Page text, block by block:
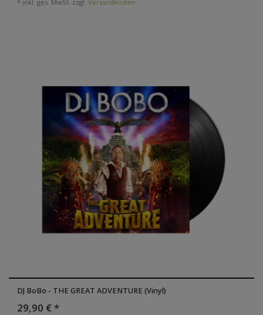
* inkl. ges. MwSt. zzgl. Versandkosten
DJ BoBo - THE GREAT ADVENTURE (Vinyl)
29,90 € *